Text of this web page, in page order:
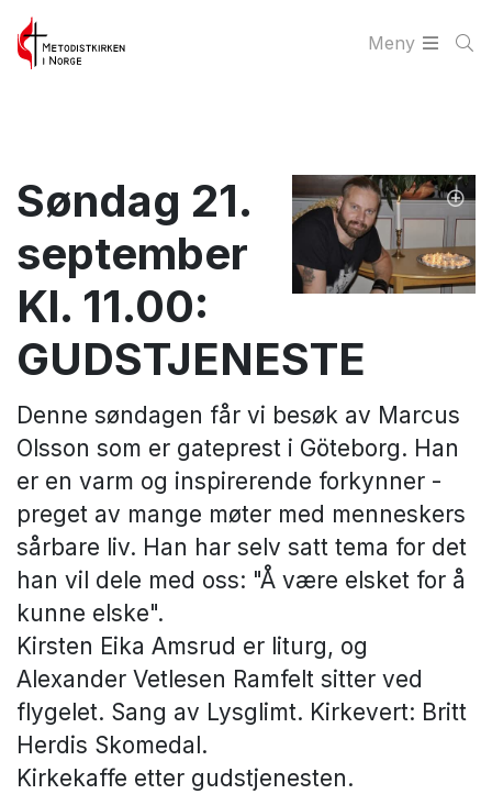
Meny
Søndag 21.
september
Kl. 11.00:
GUDSTJENESTE
Denne søndagen får vi besøk av Marcus
Olsson som er gateprest i Göteborg. Han
er en varm og inspirerende forkynner -
preget av mange møter med menneskers
sårbare liv. Han har selv satt tema for det
han vil dele med oss: "Å være elsket for å
kunne elske".
Kirsten Eika Amsrud er liturg, og
Alexander Vetlesen Ramfelt sitter ved
flygelet. Sang av Lysglimt. Kirkevert: Britt
Herdis Skomedal.
Kirkekaffe etter gudstjenesten.